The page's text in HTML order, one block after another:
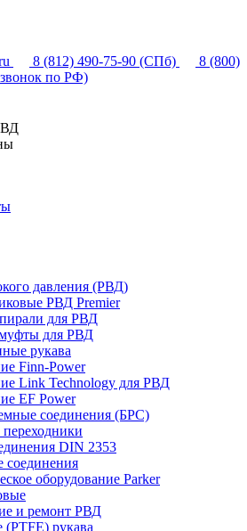
8 (812) 490-75-90 (СПб)
8 (800)
по РФ)
давления (РВД)
РВД Premier
для РВД
для РВД
рукава
Finn-Power
Link Technology для РВД
EF Power
соединения (БРС)
DIN 2353
соединения
оборудование Parker
и ремонт РВД
рукава